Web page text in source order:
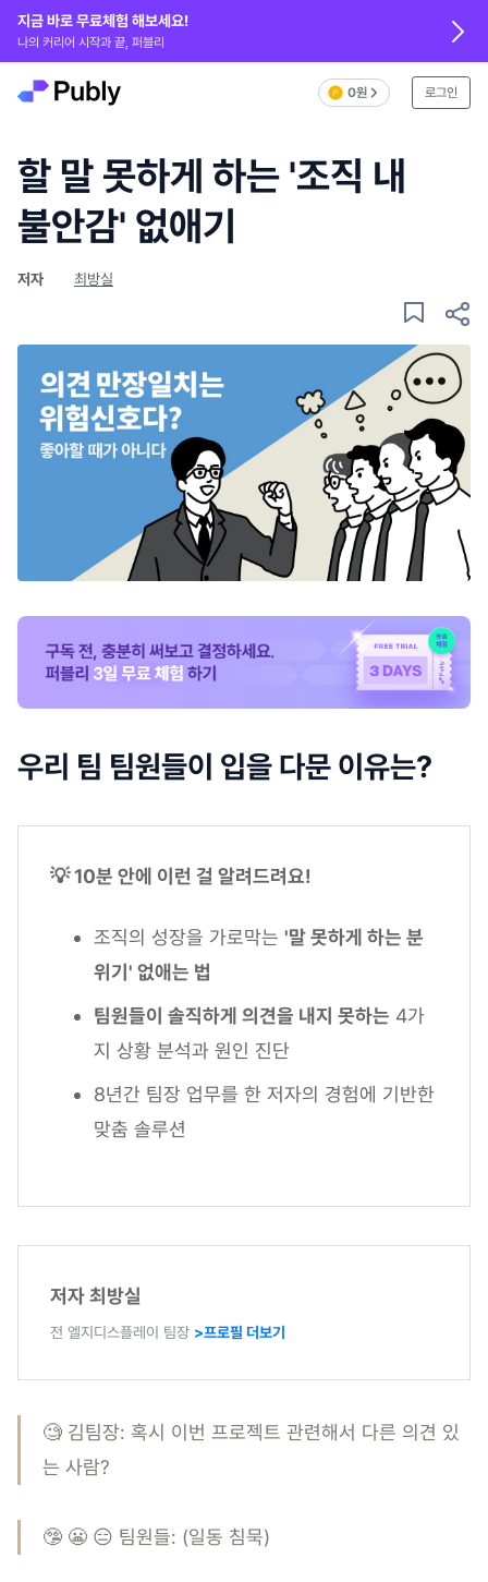
지금 바로 무료체험 해보세요!
나의 커리어 시작과 끝, 퍼블리
0원 로그인
할 말 못하게 하는 '조직 내
불안감' 없애기
저자 최방실
우리 팀 팀원들이 입을 다문 이유는?
💡 10분 안에 이런 걸 알려드려요!
조직의 성장을 가로막는 '말 못하게 하는 분
위기' 없애는 법
팀원들이 솔직하게 의견을 내지 못하는 4가
지 상황 분석과 원인 진단
8년간 팀장 업무를 한 저자의 경험에 기반한
맞춤 솔루션
저자 최방실
전 엘지디스플레이 팀장 >프로필 더보기
🧐 김팀장: 혹시 이번 프로젝트 관련해서 다른 의견 있
는 사람?
🤥 😬 😑 팀원들: (일동 침묵)